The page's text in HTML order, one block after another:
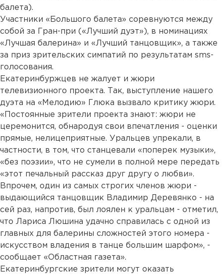
балета).
Участники «Большого балета» соревнуются между
собой за Гран-при («Лучший дуэт»), в номинациях
«Лучшая балерина» и «Лучший танцовщик», а также
за приз зрительских симпатий по результатам sms-
голосования.
Екатеринбуржцев не жалует и жюри
телевизионного проекта. Так, выступление нашего
дуэта на «Мелодию» Глюка вызвало критику жюри.
«Постоянные зрители проекта знают: жюри не
церемонится, обнародуя свои впечатления - оценки
прямые, нелицеприятные. Уральцев упрекали, в
частности, в том, что станцевали «поперек музыки»,
«без поэзии», что не сумели в полной мере передать
«этот печальный рассказ друг другу о любви».
Впрочем, один из самых строгих членов жюри -
выдающийся танцовщик Владимир Деревянко - на
сей раз, напротив, был лоялен к уральцам - отметил,
что Лариса Люшина удачно справилась с одной из
главных для балерины сложностей этого номера -
искусством владения в танце большим шарфом», -
сообщает «Областная газета».
Екатеринбургские зрители могут оказать